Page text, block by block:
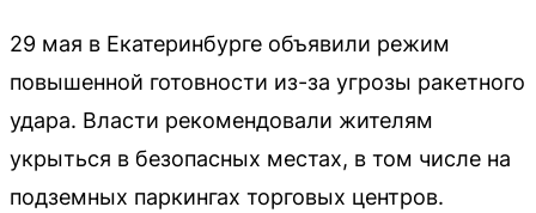
29 мая в Екатеринбурге объявили режим
повышенной готовности из-за угрозы ракетного
удара. Власти рекомендовали жителям
укрыться в безопасных местах, в том числе на
подземных паркингах торговых центров.